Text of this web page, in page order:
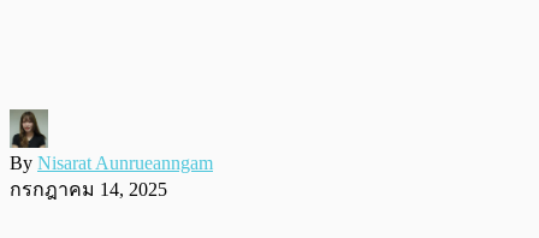
By Nisarat Aunrueanngam
กรกฎาคม 14, 2025